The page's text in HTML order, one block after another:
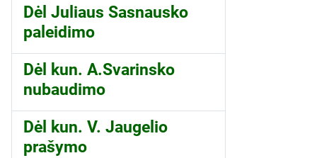
Dėl Juliaus Sasnausko
paleidimo
Dėl kun. A.Svarinsko
nubaudimo
Dėl kun. V. Jaugelio
prašymo